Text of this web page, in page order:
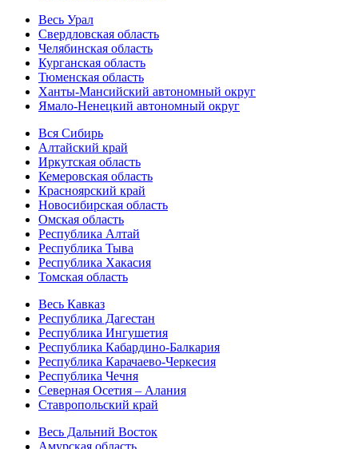
Весь Урал
Свердловская область
Челябинская область
Курганская область
Тюменская область
Ханты-Мансийский автономный округ
Ямало-Ненецкий автономный округ
Вся Сибирь
Алтайский край
Иркутская область
Кемеровская область
Красноярский край
Новосибирская область
Омская область
Республика Алтай
Республика Тыва
Республика Хакасия
Томская область
Весь Кавказ
Республика Дагестан
Республика Ингушетия
Республика Кабардино-Балкария
Республика Карачаево-Черкесия
Республика Чечня
Северная Осетия – Алания
Ставропольский край
Весь Дальний Восток
Амурская область